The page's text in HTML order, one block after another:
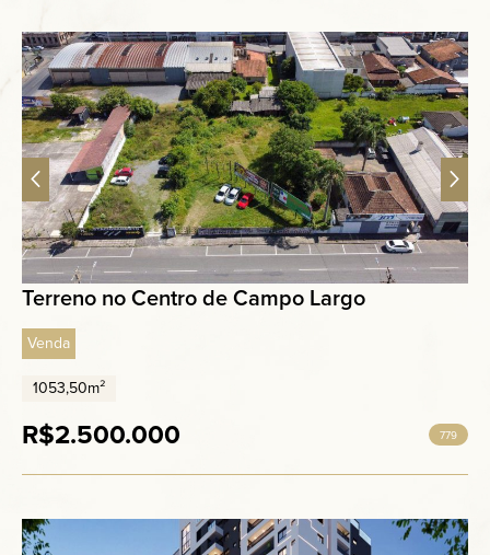
Terreno no Centro de Campo Largo
Venda
1053,50m²
R$2.500.000 779